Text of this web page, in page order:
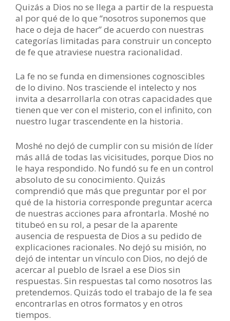
Quizás a Dios no se llega a partir de la respuesta
al por qué de lo que “nosotros suponemos que
hace o deja de hacer” de acuerdo con nuestras
categorías limitadas para construir un concepto
de fe que atraviese nuestra racionalidad.
La fe no se funda en dimensiones cognoscibles
de lo divino. Nos trasciende el intelecto y nos
invita a desarrollarla con otras capacidades que
tienen que ver con el misterio, con el infinito, con
nuestro lugar trascendente en la historia.
Moshé no dejó de cumplir con su misión de líder
más allá de todas las vicisitudes, porque Dios no
le haya respondido. No fundó su fe en un control
absoluto de su conocimiento. Quizás
comprendió que más que preguntar por el por
qué de la historia corresponde preguntar acerca
de nuestras acciones para afrontarla. Moshé no
titubeó en su rol, a pesar de la aparente
ausencia de respuesta de Dios a su pedido de
explicaciones racionales. No dejó su misión, no
dejó de intentar un vínculo con Dios, no dejó de
acercar al pueblo de Israel a ese Dios sin
respuestas. Sin respuestas tal como nosotros las
pretendemos. Quizás todo el trabajo de la fe sea
encontrarlas en otros formatos y en otros
tiempos.